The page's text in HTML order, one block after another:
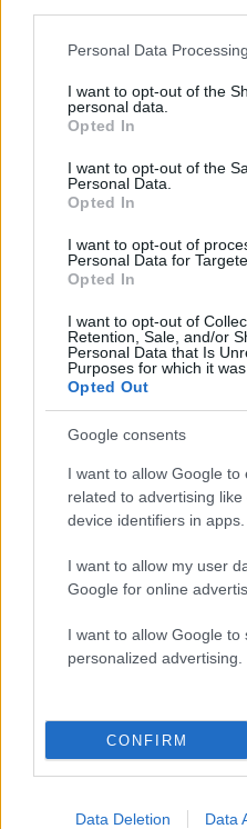
Please note that this website/
not limited to your visit or
grant or deny consent to
use your data for below
consent section.
Personal Data
I want to opt-out of the
personal data.
Opted In
I want to opt-out of the
Personal Data.
Opted In
I want to opt-out of
Personal Data for
Opted In
I want to opt-out of
Retention, Sale, and/or
Personal Data that Is
Purposes for which it was
Opted Out
Google consents
I want to allow Google to
related to advertising
device identifiers in apps.
I want to allow my user
Google for online
I want to allow Google to
personalized advertising.
CONFIRM
Data Deletion Data
Στέφανος Κασσελάκης:
οικογένειας είναι
δημιουργικά όνειρα
08.08.2026